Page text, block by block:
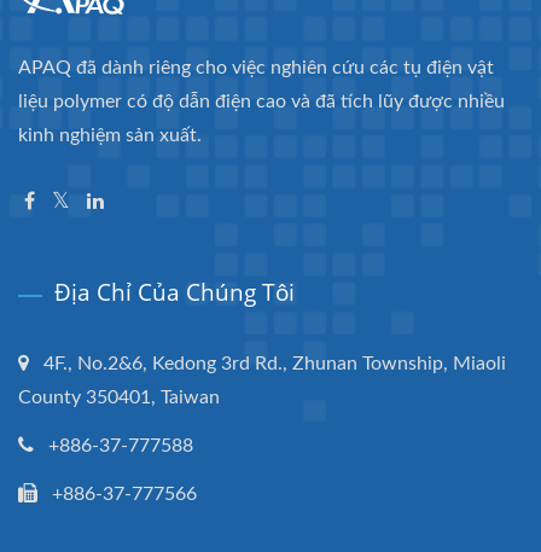
APAQ đã dành riêng cho việc nghiên cứu các tụ điện vật
liệu polymer có độ dẫn điện cao và đã tích lũy được nhiều
kinh nghiệm sản xuất.
Địa Chỉ Của Chúng Tôi
4F., No.2&6, Kedong 3rd Rd., Zhunan Township, Miaoli
County 350401, Taiwan
+886-37-777588
+886-37-777566